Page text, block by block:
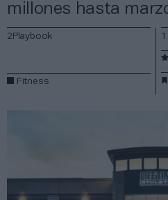
millones hasta
2Playbook
Fitness